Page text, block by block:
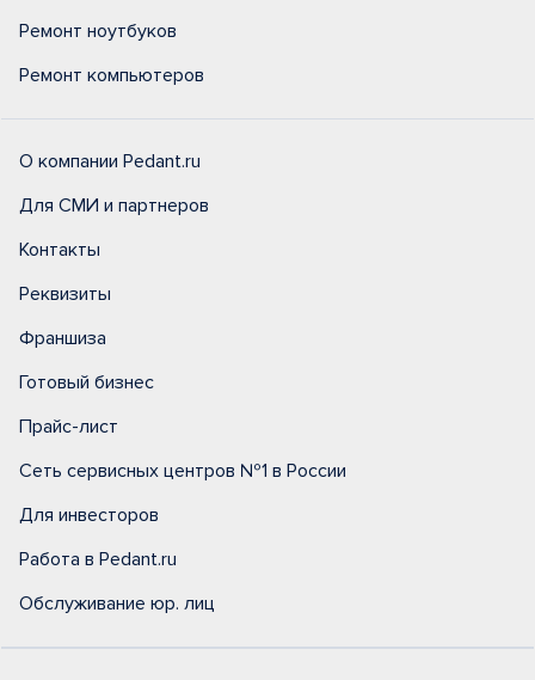
Ремонт ноутбуков
Ремонт компьютеров
О компании Pedant.ru
Для СМИ и партнеров
Контакты
Реквизиты
Франшиза
Готовый бизнес
Прайс-лист
Сеть сервисных центров №1 в России
Для инвесторов
Работа в Pedant.ru
Обслуживание юр. лиц